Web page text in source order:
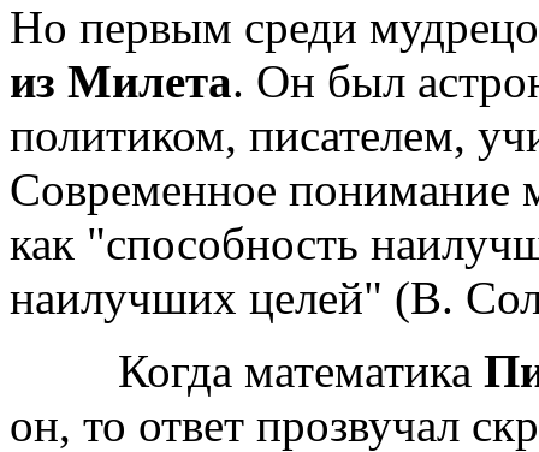
Но первым среди
из Милета. Он был
политиком, писателем,
Современное понимание
как "способность
наилучших целей" (В.
Когда математика
он, то ответ прозвучал